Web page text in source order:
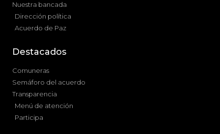
Nuestra bancada
Dirección política
Acuerdo de Paz
Destacados
Comuneras
Semáforo del acuerdo
Transparencia
Menú de atención
Participa